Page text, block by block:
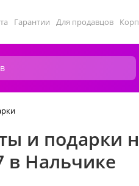
Гарантии Для продавцов
и подарки
в Нальчике